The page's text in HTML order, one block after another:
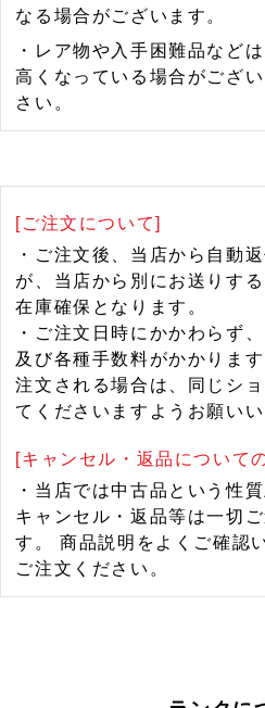
なる場合がございます。
・レア物や入手困難品など
高くなっている場合がござ
さい。
[ご注文について]
・ご注文後、当店から自動
が、当店から別にお送りす
在庫確保となります。
・ご注文日時にかかわらず
及び各種手数料がかかりま
注文される場合は、同じシ
てくださいますようお願いい
[キャンセル・返品について
・当店では中古品という性
キャンセル・返品等は一切
す。 商品説明をよくご確認
ご注文ください。